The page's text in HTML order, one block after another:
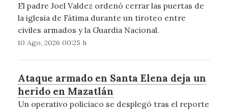
El padre Joel Valdez ordenó cerrar las puertas de
la iglesia de Fátima durante un tiroteo entre
civiles armados y la Guardia Nacional.
10 Ago, 2026 00:25 h
Ataque armado en Santa Elena deja un
herido en Mazatlán
Un operativo policiaco se desplegó tras el reporte